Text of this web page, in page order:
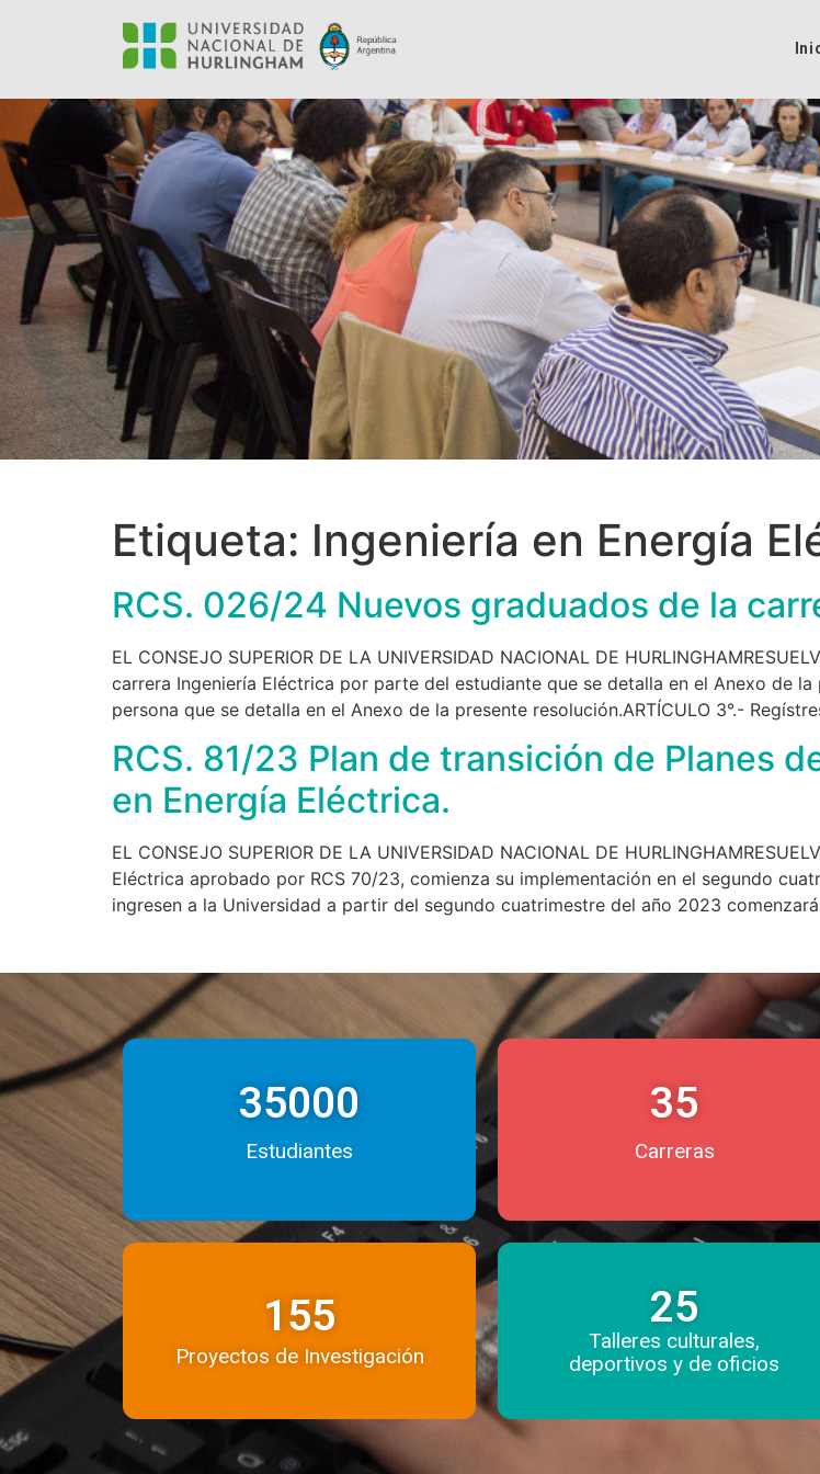
Etiqueta: Ingeniería en Energía
RCS. 026/24 Nuevos graduados de la
EL CONSEJO SUPERIOR DE LA UNIVERSIDAD NACIONAL DE
carrera Ingeniería Eléctrica por parte del estudiante que se detalla en el Anexo de
persona que se detalla en el Anexo de la presente resolución.ARTÍCULO 3°.-
RCS. 81/23 Plan de transición de Planes
en Energía Eléctrica.
EL CONSEJO SUPERIOR DE LA UNIVERSIDAD NACIONAL DE
Eléctrica aprobado por RCS 70/23, comienza su implementación en el segundo
ingresen a la Universidad a partir del segundo cuatrimestre del año 2023
35000
Estudiantes
155
Proyectos de Investigación
35
Carreras
25
Talleres culturales,
deportivos y de oficios